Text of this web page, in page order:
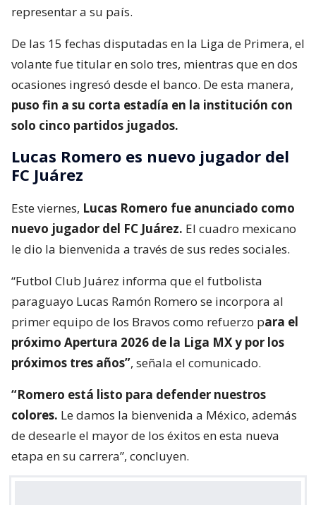
representar a su país.
De las 15 fechas disputadas en la Liga de Primera, el
volante fue titular en solo tres, mientras que en dos
ocasiones ingresó desde el banco. De esta manera,
puso fin a su corta estadía en la institución con
solo cinco partidos jugados.
Lucas Romero es nuevo jugador del
FC Juárez
Este viernes, Lucas Romero fue anunciado como
nuevo jugador del FC Juárez. El cuadro mexicano
le dio la bienvenida a través de sus redes sociales.
“Futbol Club Juárez informa que el futbolista
paraguayo Lucas Ramón Romero se incorpora al
primer equipo de los Bravos como refuerzo para el
próximo Apertura 2026 de la Liga MX y por los
próximos tres años”, señala el comunicado.
“Romero está listo para defender nuestros
colores. Le damos la bienvenida a México, además
de desearle el mayor de los éxitos en esta nueva
etapa en su carrera”, concluyen.